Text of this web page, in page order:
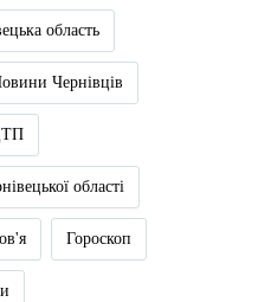
область
Чернівців
області
Гороскоп